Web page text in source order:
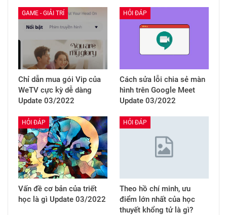
GAME - GIẢI TRÍ
Chỉ dẫn mua gói Vip của
WeTV cực kỳ dễ dàng
Update 03/2022
HỎI ĐÁP
Cách sửa lỗi chia sẻ màn
hình trên Google Meet
Update 03/2022
HỎI ĐÁP
Vấn đề cơ bản của triết
học là gì Update 03/2022
HỎI ĐÁP
Theo hồ chí minh, ưu
điểm lớn nhất của học
thuyết khổng tử là gì?